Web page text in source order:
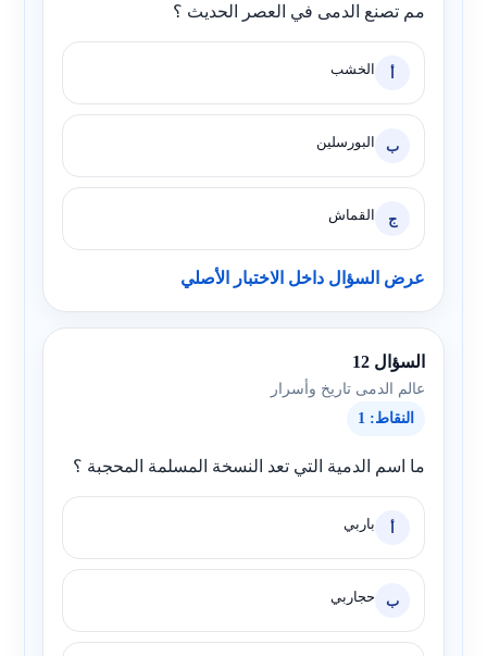
مم تصنع الدمى في العصر الحديث ؟
أ الخشب
ب البورسلين
ج القماش
عرض السؤال داخل الاختبار الأصلي
السؤال 12
عالم الدمى تاريخ وأسرار
النقاط: 1
ما اسم الدمية التي تعد النسخة المسلمة المحجبة ؟
أ باربي
ب حجاربي